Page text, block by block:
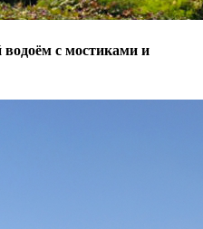
водоём с мостиками и